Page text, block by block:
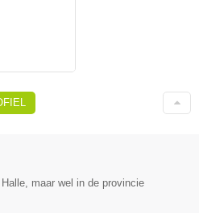
maar wel in de provincie